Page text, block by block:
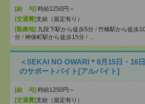
[給 与] 時給1250円～
[交通費]支給（規定有り）
[勤務地] 九段下駅から徒歩5分 / 竹橋駅から徒歩
分 / 神保町駅から徒歩15分 / …
＜SEKAI NO OWARI＊8月15日・16
のサポートバイト[アルバイト]
[給 与] 時給1250円～
[交通費]支給（規定有り）